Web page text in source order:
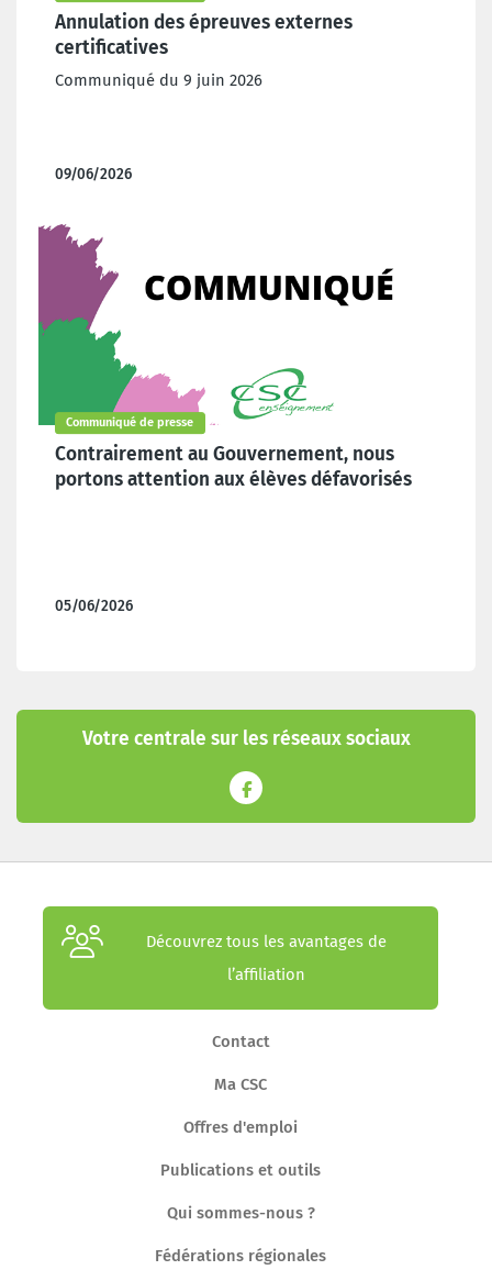
Annulation des épreuves externes
certificatives
Communiqué du 9 juin 2026
09/06/2026
Communiqué de presse
Contrairement au Gouvernement, nous
portons attention aux élèves défavorisés
05/06/2026
Votre centrale sur les réseaux sociaux
Découvrez tous les avantages de
l’affiliation
Contact
Ma CSC
Offres d'emploi
Publications et outils
Qui sommes-nous ?
Fédérations régionales